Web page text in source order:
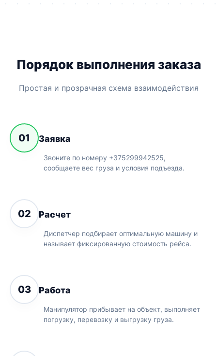
Порядок выполнения заказа
Простая и прозрачная схема взаимодействия
01 Заявка
Звоните по номеру +375299942525,
сообщаете вес груза и условия подъезда.
02 Расчет
Диспетчер подбирает оптимальную машину и
называет фиксированную стоимость рейса.
03 Работа
Манипулятор прибывает на объект, выполняет
погрузку, перевозку и выгрузку груза.